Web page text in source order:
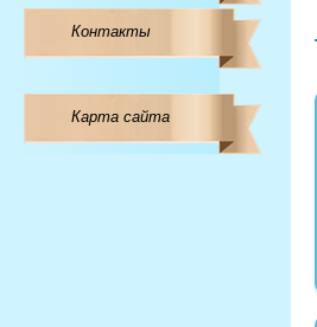
Контакты
Карта сайта